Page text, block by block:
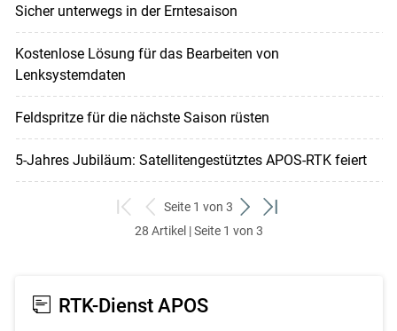
Sicher unterwegs in der Erntesaison
Kostenlose Lösung für das Bearbeiten von
Lenksystemdaten
Feldspritze für die nächste Saison rüsten
5-Jahres Jubiläum: Satellitengestütztes APOS-RTK feiert
zum
ersten
zurück
zum
Seite 1 von 3
weiter
zum
zum
28 Artikel | Seite 1 von 3
RTK-Dienst APOS